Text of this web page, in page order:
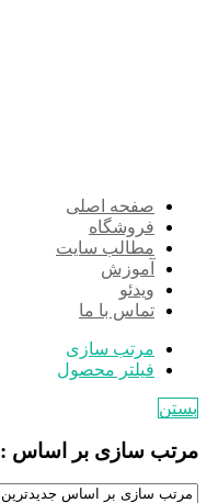
صفحه اصلی
فروشگاه
مطالب سایت
آموزش
ویدئو
تماس با ما
مرتب سازی
فیلتر محصول
بستن
مرتب سازی بر اساس :